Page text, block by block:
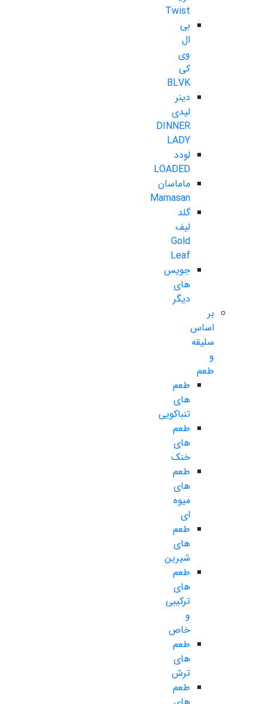
Twist
بی
ال
وی
کی
BLVK
دینر
لیدی
DINNER
LADY
لودد
LOADED
ماماسان
Mamasan
گلد
لیف
Gold
Leaf
جویس
های
دیگر
بر
اساس
سلیقه
و
طعم
طعم
های
تنباکویی
طعم
های
خنک
طعم
های
میوه
ای
طعم
های
شیرین
طعم
های
ترکیبی
و
خاص
طعم
های
ترش
طعم